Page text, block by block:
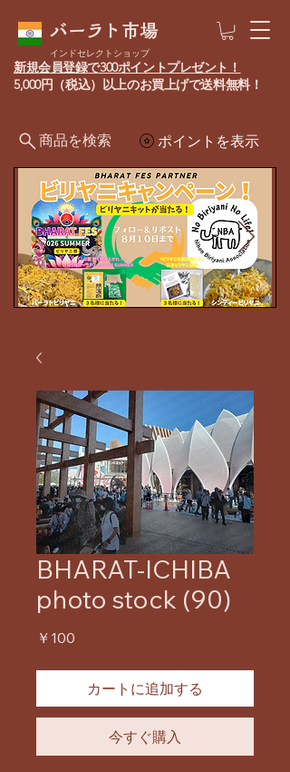
バーラト市場
ポイントを表示
新規会員登録で300ポイントプレゼント！
5,000円（税込）以上のお買上げで送料無料！
インドセレクトショップ
商品を検索
BHARAT-ICHIBA
photo stock (90)
￥100
カートに追加する
今すぐ購入